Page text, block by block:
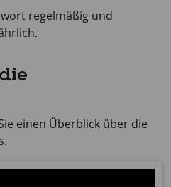
regelmäßig und
einen Überblick über die